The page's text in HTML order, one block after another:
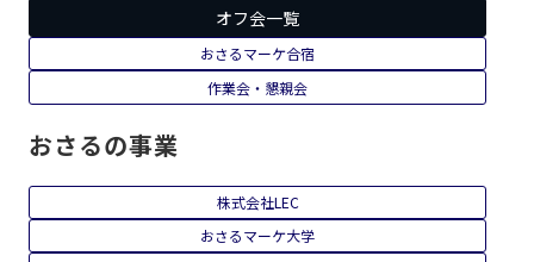
オフ会一覧
おさるマーケ合宿
作業会・懇親会
おさるの事業
株式会社LEC
おさるマーケ大学